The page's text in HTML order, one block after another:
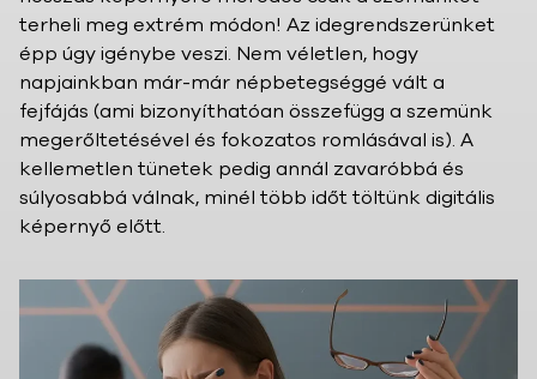
terheli meg extrém módon! Az idegrendszerünket
épp úgy igénybe veszi. Nem véletlen, hogy
napjainkban már-már népbetegséggé vált a
fejfájás (ami bizonyíthatóan összefügg a szemünk
megerőltetésével és fokozatos romlásával is). A
kellemetlen tünetek pedig annál zavaróbbá és
súlyosabbá válnak, minél több időt töltünk digitális
képernyő előtt.